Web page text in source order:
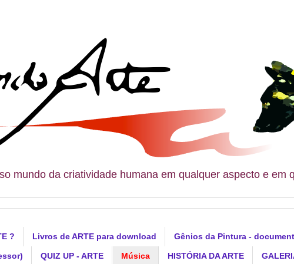
mundo da criatividade humana em qualquer aspecto e em
? Livros de ARTE para download Gênios da Pintura -
QUIZ UP - ARTE Música HISTÓRIA DA ARTE